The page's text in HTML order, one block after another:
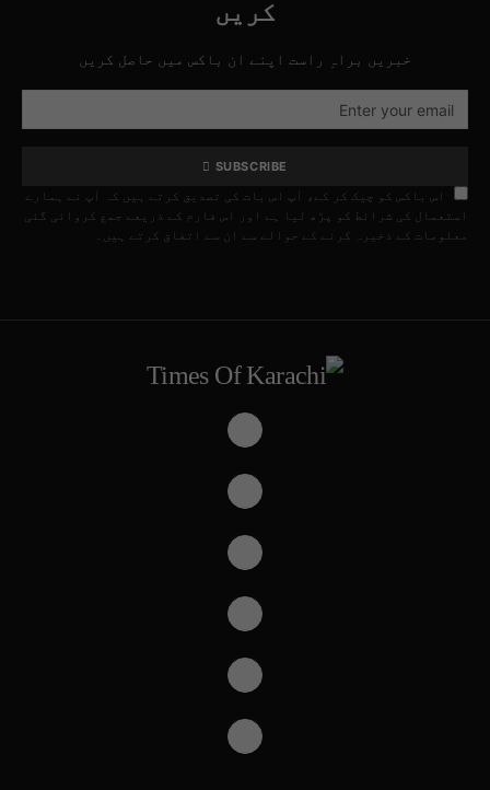
کریں
خبریں براہِ راست اپنے ان باکس میں حاصل کریں
SUBSCRIBE
اس باکس کو چیک کر کے، آپ اس بات کی تصدیق کرتے ہیں کہ آپ نے ہمارے
استعمال کی شرائط کو پڑھ لیا ہے اور اس فارم کے ذریعے جمع کروائی گئی
معلومات کے ذخیرہ کرنے کے حوالے سے ان سے اتفاق کرتے ہیں۔